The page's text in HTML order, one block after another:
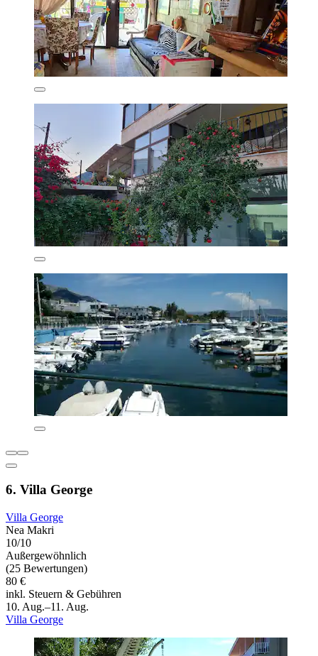
6. Villa George
Villa George
Nea Makri
10/10
Außergewöhnlich
(25 Bewertungen)
80 €
inkl. Steuern & Gebühren
10. Aug.–11. Aug.
Villa George